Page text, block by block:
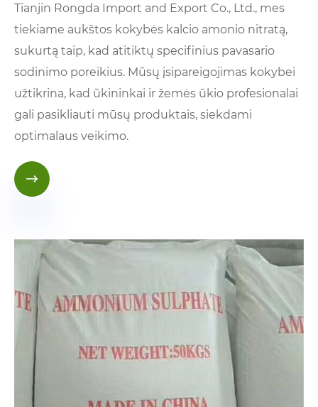
Tianjin Rongda Import and Export Co., Ltd., mes
tiekiame aukštos kokybės kalcio amonio nitratą,
sukurtą taip, kad atitiktų specifinius pavasario
sodinimo poreikius. Mūsų įsipareigojimas kokybei
užtikrina, kad ūkininkai ir žemės ūkio profesionalai
gali pasikliauti mūsų produktais, siekdami
optimalaus veikimo.
